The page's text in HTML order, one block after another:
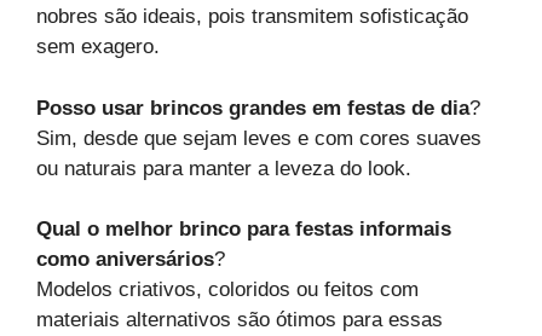
nobres são ideais, pois transmitem sofisticação
sem exagero.
Posso usar brincos grandes em festas de dia?
Sim, desde que sejam leves e com cores suaves
ou naturais para manter a leveza do look.
Qual o melhor brinco para festas informais
como aniversários?
Modelos criativos, coloridos ou feitos com
materiais alternativos são ótimos para essas